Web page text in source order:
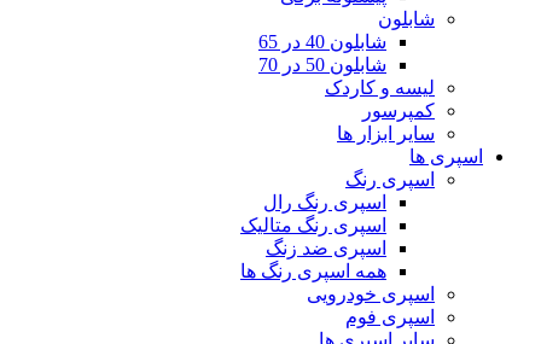
شابلون
شابلون 40 در 65
شابلون 50 در 70
لیسه و کاردک
کمپرسور
سایر ابزار ها
اسپری ها
اسپری رنگ
اسپری رنگ رال
اسپری رنگ متالیک
اسپری ضد زنگ
همه اسپری رنگ ها
اسپری خودرویی
اسپری فوم